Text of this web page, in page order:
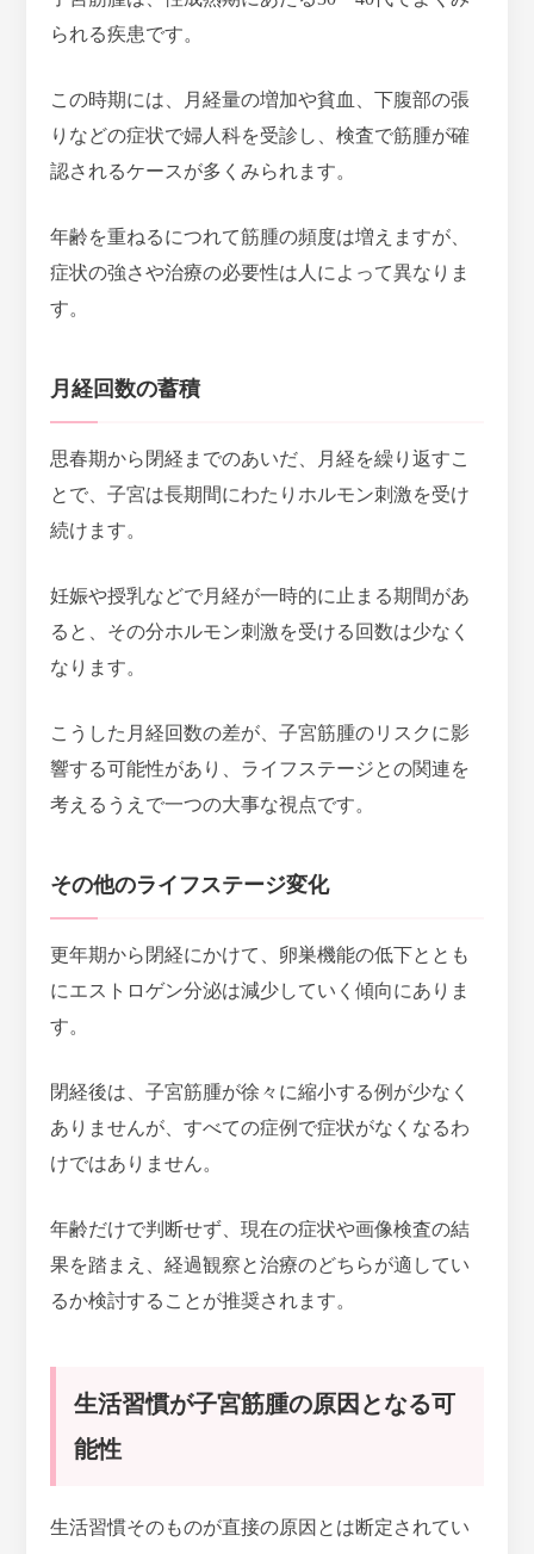
られる疾患です。
この時期には、月経量の増加や貧血、下腹部の張
りなどの症状で婦人科を受診し、検査で筋腫が確
認されるケースが多くみられます。
年齢を重ねるにつれて筋腫の頻度は増えますが、
症状の強さや治療の必要性は人によって異なりま
す。
月経回数の蓄積
思春期から閉経までのあいだ、月経を繰り返すこ
とで、子宮は長期間にわたりホルモン刺激を受け
続けます。
妊娠や授乳などで月経が一時的に止まる期間があ
ると、その分ホルモン刺激を受ける回数は少なく
なります。
こうした 月経回数の差が、子宮筋腫のリスクに影
響する可能性があり、ライフステージとの関連を
考えるうえで一つの大事な視点です。
その他のライフステージ変化
更年期から閉経にかけて、卵巣機能の低下ととも
にエストロゲン分泌は減少していく傾向にありま
す。
閉経後は、子宮筋腫が徐々に縮小する例が少なく
ありませんが、すべての症例で症状がなくなるわ
けではありません。
年齢だけで判断せず、現在の症状や画像検査の結
果を踏まえ、経過観察と治療のどちらが適してい
るか検討することが推奨されます。
生活習慣が子宮筋腫の原因となる可
能性
生活習慣そのものが直接の原因とは断定されてい